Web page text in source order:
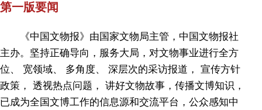
第一版要闻
《中国文物报》由国家文物局主管，中国文物报社
主办。坚持正确导向，服务大局，对文物事业进行全方
位、 宽领域、 多角度、 深层次的采访报道， 宣传方针
政策， 透视热点问题， 讲好文物故事，传播文博知识，
已成为全国文博工作的信息源和交流平台，公众感知中